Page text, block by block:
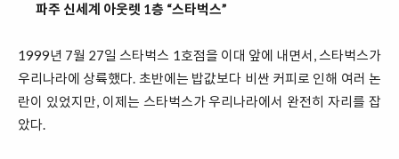
파주 신세계 아웃렛 1층 “스타벅스”
1999년 7월 27일 스타벅스 1호점을 이대 앞에 내면서, 스타벅스가
우리나라에 상륙했다. 초반에는 밥값보다 비싼 커피로 인해 여러 논
란이 있었지만, 이제는 스타벅스가 우리나라에서 완전히 자리를 잡
았다.